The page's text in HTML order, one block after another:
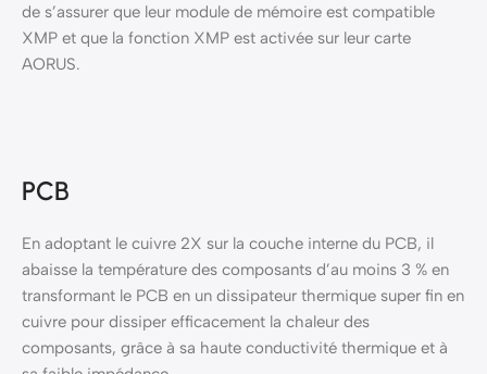
de s’assurer que leur module de mémoire est compatible
XMP et que la fonction XMP est activée sur leur carte
AORUS.
PCB
En adoptant le cuivre 2X sur la couche interne du PCB, il
abaisse la température des composants d’au moins 3 % en
transformant le PCB en un dissipateur thermique super fin en
cuivre pour dissiper efficacement la chaleur des
composants, grâce à sa haute conductivité thermique et à